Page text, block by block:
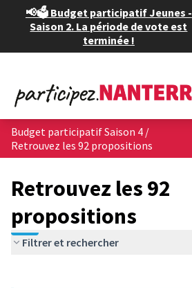
📢🗳️ Budget participatif Jeunes -
Saison 2. La période de vote est
terminée !
Budget participatif Saison 4 /
Retrouvez les 92 propositions
Retrouvez les 92
propositions
Filtrer et rechercher